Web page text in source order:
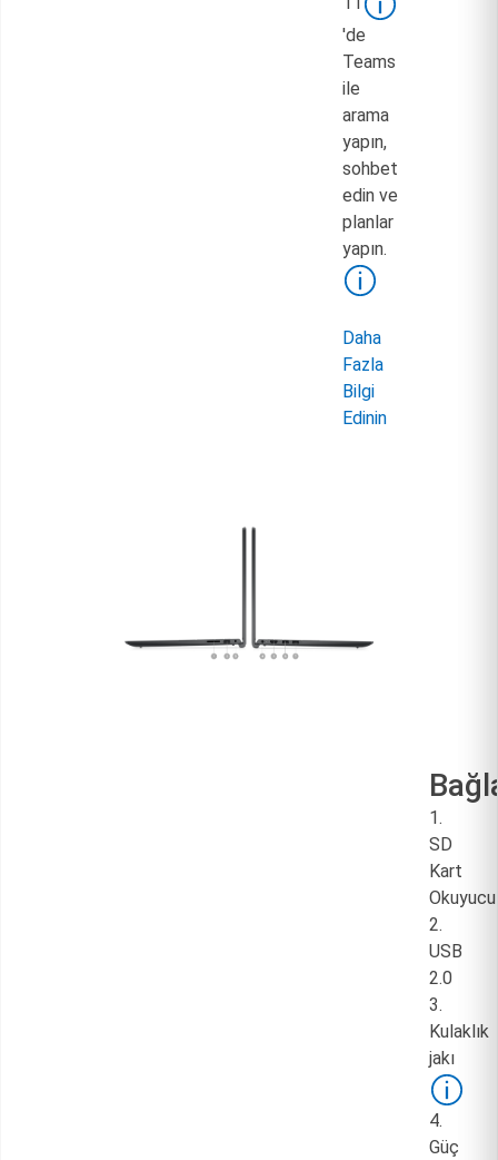
'de
Teams
ile
arama
yapın,
sohbet
edin ve
planlar
yapın.
Daha
Fazla
Bilgi
Edinin
1.
SD
Kart
Okuyucu
2.
USB
2.0
3.
Kulaklık
jakı
4.
Güç